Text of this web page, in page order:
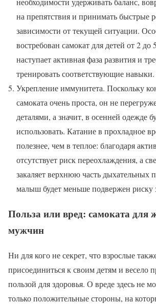
на препятствия и принимать быстрые
зависимости от текущей ситуации.
востребован самокат для детей от 2 до
наступает активная фаза развития и
тренировать соответствующие навыки.
Укрепление иммунитета. Поскольку
самоката очень проста, он не
деталями, а значит, в осенней одежде
использовать. Катание в прохладное
полезнее, чем в теплое: благодаря
отсутствует риск переохлаждения, а
закаляет верхнюю часть дыхательных
малыш будет меньше подвержен
Польза или вред: самоката для
мужчин
Ни для кого не секрет, что взрослые
присоединиться к своим детям и весело
пользой для здоровья. О вреде здесь не
только положительные стороны, на